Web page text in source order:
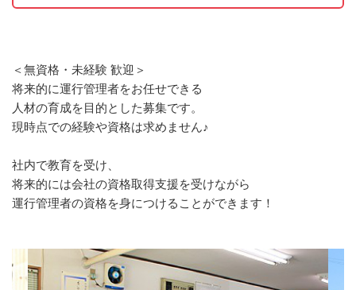
＜無資格・未経験 歓迎＞
将来的に運行管理者をお任せできる
人材の育成を目的とした募集です。
現時点での経験や資格は求めません♪
社内で教育を受け、
将来的には会社の資格取得支援を受けながら
運行管理者の資格を身につけることができます！